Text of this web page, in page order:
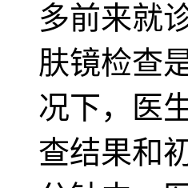
多前来就
肤镜检查
况下，医
查结果和